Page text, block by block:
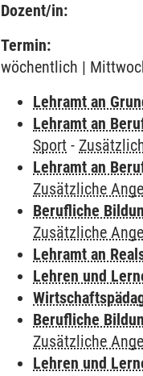
Dozent/in:
Termin:
wöchentlich |
Lehramt an
Lehramt an
Sport -
Lehramt an
Zusätzliche
Berufliche
Zusätzliche
Lehramt an
Lehren und
Berufliche
Zusätzliche
Lehren und